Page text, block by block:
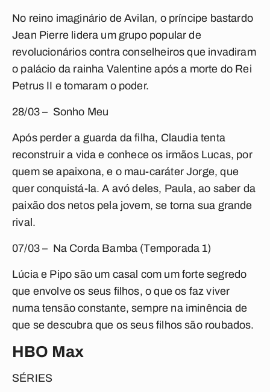
No reino imaginário de Avilan, o príncipe bastardo
Jean Pierre lidera um grupo popular de
revolucionários contra conselheiros que invadiram
o palácio da rainha Valentine após a morte do Rei
Petrus II e tomaram o poder.
28/03 – Sonho Meu
Após perder a guarda da filha, Claudia tenta
reconstruir a vida e conhece os irmãos Lucas, por
quem se apaixona, e o mau-caráter Jorge, que
quer conquistá-la. A avó deles, Paula, ao saber da
paixão dos netos pela jovem, se torna sua grande
rival.
07/03 – Na Corda Bamba (Temporada 1)
Lúcia e Pipo são um casal com um forte segredo
que envolve os seus filhos, o que os faz viver
numa tensão constante, sempre na iminência de
que se descubra que os seus filhos são roubados.
HBO Max
SÉRIES